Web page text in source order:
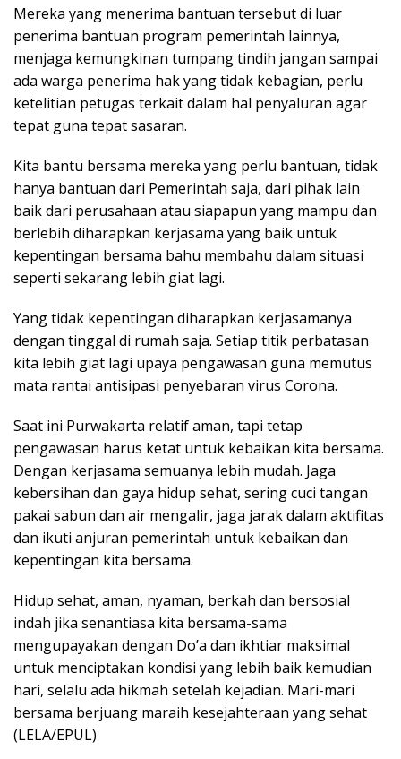
Mereka yang menerima bantuan tersebut di luar
penerima bantuan program pemerintah lainnya,
menjaga kemungkinan tumpang tindih jangan sampai
ada warga penerima hak yang tidak kebagian, perlu
ketelitian petugas terkait dalam hal penyaluran agar
tepat guna tepat sasaran.
Kita bantu bersama mereka yang perlu bantuan, tidak
hanya bantuan dari Pemerintah saja, dari pihak lain
baik dari perusahaan atau siapapun yang mampu dan
berlebih diharapkan kerjasama yang baik untuk
kepentingan bersama bahu membahu dalam situasi
seperti sekarang lebih giat lagi.
Yang tidak kepentingan diharapkan kerjasamanya
dengan tinggal di rumah saja. Setiap titik perbatasan
kita lebih giat lagi upaya pengawasan guna memutus
mata rantai antisipasi penyebaran virus Corona.
Saat ini Purwakarta relatif aman, tapi tetap
pengawasan harus ketat untuk kebaikan kita bersama.
Dengan kerjasama semuanya lebih mudah. Jaga
kebersihan dan gaya hidup sehat, sering cuci tangan
pakai sabun dan air mengalir, jaga jarak dalam aktifitas
dan ikuti anjuran pemerintah untuk kebaikan dan
kepentingan kita bersama.
Hidup sehat, aman, nyaman, berkah dan bersosial
indah jika senantiasa kita bersama-sama
mengupayakan dengan Do’a dan ikhtiar maksimal
untuk menciptakan kondisi yang lebih baik kemudian
hari, selalu ada hikmah setelah kejadian. Mari-mari
bersama berjuang maraih kesejahteraan yang sehat
(LELA/EPUL)